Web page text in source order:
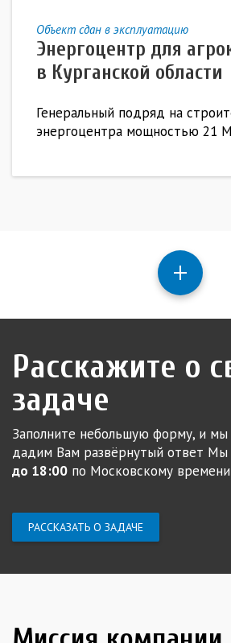
Объект сдан в эксплуатацию
Энергоцентр для
в Курганской области
Генеральный подряд на
энергоцентра мощностью 21
Расскажите о
задаче
Заполните небольшую форму, и мы
дадим Вам развёрнутый ответ Мы
до 18:00 по Московскому времени
РАССКАЗАТЬ О ЗАДАЧЕ